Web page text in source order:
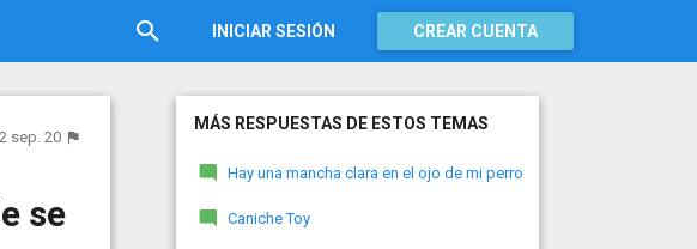
INICIAR SESIÓN CREAR CUENTA
sep. 20
se
MÁS RESPUESTAS DE ESTOS TEMAS
Hay una mancha clara en el ojo de mi perro
Caniche Toy